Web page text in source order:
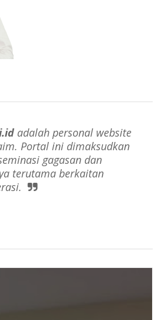
adalah personal website
Portal ini dimaksudkan
gagasan dan
terutama berkaitan